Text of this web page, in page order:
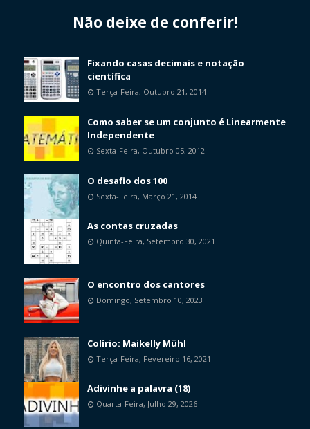
Não deixe de conferir!
Fixando casas decimais e notação
científica
Terça-Feira, Outubro 21, 2014
Como saber se um conjunto é Linearmente
Independente
Sexta-Feira, Outubro 05, 2012
O desafio dos 100
Sexta-Feira, Março 21, 2014
As contas cruzadas
Quinta-Feira, Setembro 30, 2021
O encontro dos cantores
Domingo, Setembro 10, 2023
Colírio: Maikelly Mühl
Terça-Feira, Fevereiro 16, 2021
Adivinhe a palavra (18)
Quarta-Feira, Julho 29, 2026